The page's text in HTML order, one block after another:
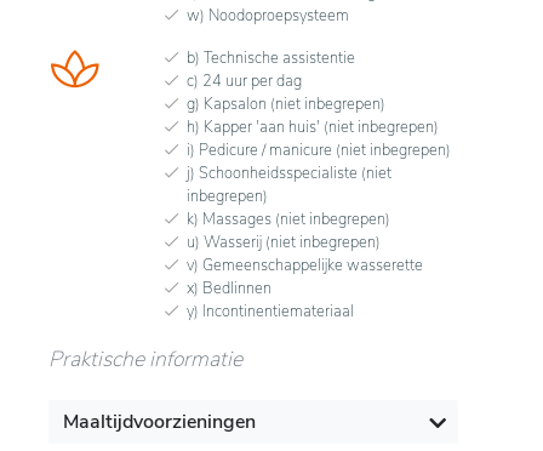
w) Noodoproepsysteem
b) Technische assistentie
c) 24 uur per dag
g) Kapsalon (niet inbegrepen)
h) Kapper 'aan huis' (niet inbegrepen)
i) Pedicure / manicure (niet inbegrepen)
j) Schoonheidsspecialiste (niet
inbegrepen)
k) Massages (niet inbegrepen)
u) Wasserij (niet inbegrepen)
v) Gemeenschappelijke wasserette
x) Bedlinnen
y) Incontinentiemateriaal
Praktische informatie
Maaltijdvoorzieningen